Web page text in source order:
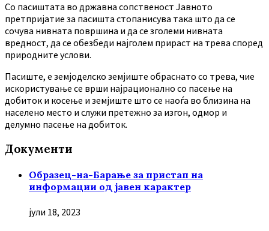
Co пасиштата во државна сопственост Јавното
претпријатие за пасишта стопанисува така што да се
сочува нивната површина и да се зголеми нивната
вредност, да се обезбеди најголем прираст на трева според
природните услови.
Пасиште, е земјоделско земјиште обраснато со трева, чие
искористување се врши најрационално со пасење на
добиток и косење и земјиште што се наоѓа во близина на
населено место и служи претежно за изгон, одмор и
делумно пасење на добиток.
Документи
Образец-на-Барање за пристап на
информации од јавен карактер
јули 18, 2023